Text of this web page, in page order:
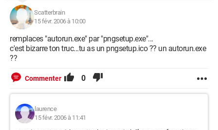
Scatterbrain
15 févr. 2006 à 10:00
remplaces "autorun.exe" par "pngsetup.exe"...
c'est bizarre ton truc...tu as un pngsetup.ico ?? un autorun.exe
??
Commenter 0
laurence
15 févr. 2006 à 11:41